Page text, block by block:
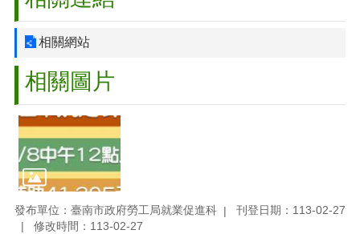
相關網站
相關圖片
發布單位：臺南市政府勞工局就業促進科
刊登日期：113-02-27
修改時間：113-02-27